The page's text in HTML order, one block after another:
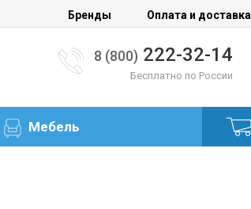
Бренды Оплата и доставка
8 (800) 222-32-14
Бесплатно по России
Мебель